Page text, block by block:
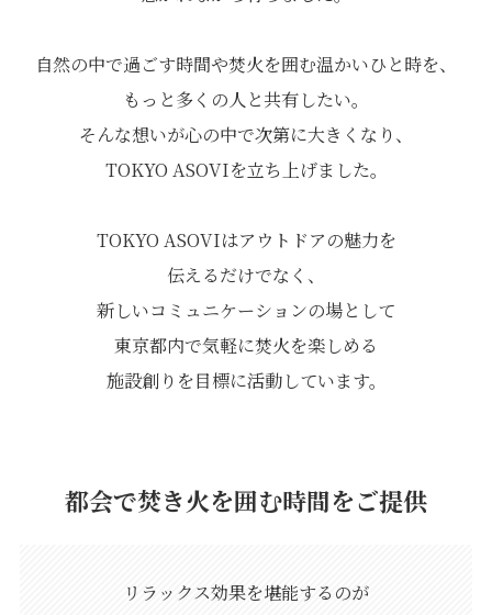
自然の中で過ごす時間や焚火を囲む温かいひと時を、
もっと多くの人と共有したい。
そんな想いが心の中で次第に大きくなり、
TOKYO ASOVIを立ち上げました。
TOKYO ASOVIはアウトドアの魅力を
伝えるだけでなく、
新しいコミュニケーションの場として
東京都内で気軽に焚火を楽しめる
施設創りを目標に活動しています。
都会で焚き火を囲む時間をご提供
リラックス効果を堪能するのが